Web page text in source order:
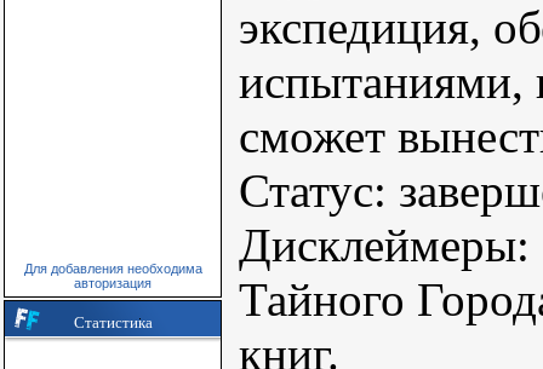
Для добавления необходима
авторизация
Статистика
экспедиция,
испытаниями,
сможет
Статус:
Дисклеймеры:
Тайного
книг.